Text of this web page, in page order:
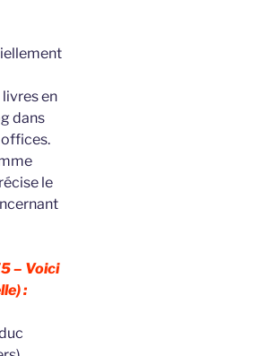
en
dans
offices.
le
– Voici
: